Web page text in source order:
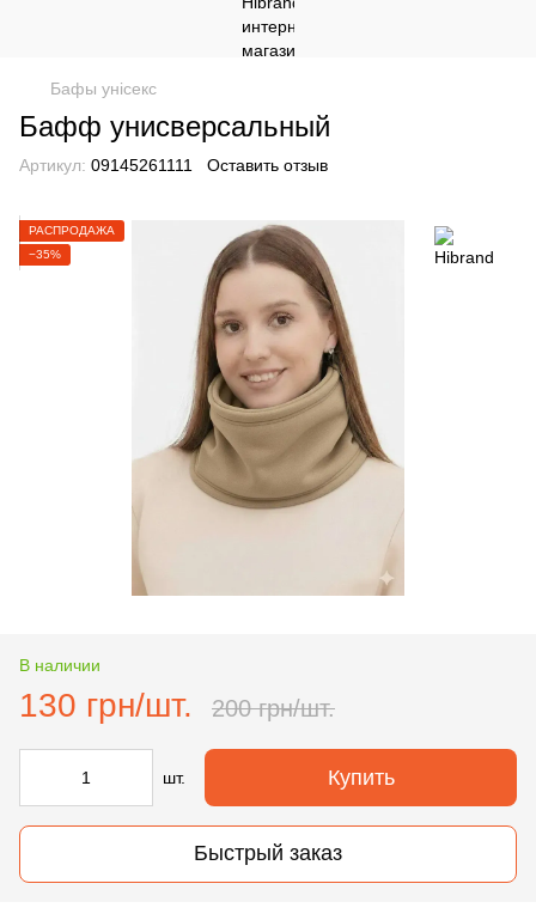
Бафы унісекс
Бафф унисверсальный
Артикул: 09145261111 Оставить отзыв
РАСПРОДАЖА
−35%
В наличии
130 грн/шт. 200 грн/шт.
шт. Купить
Быстрый заказ